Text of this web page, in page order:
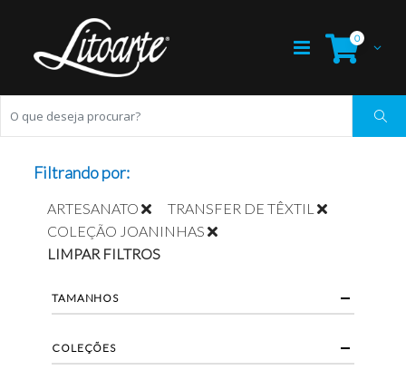
0
Filtrando por:
ARTESANATO
TRANSFER DE TÊXTIL
COLEÇÃO JOANINHAS
LIMPAR FILTROS
TAMANHOS
COLEÇÕES